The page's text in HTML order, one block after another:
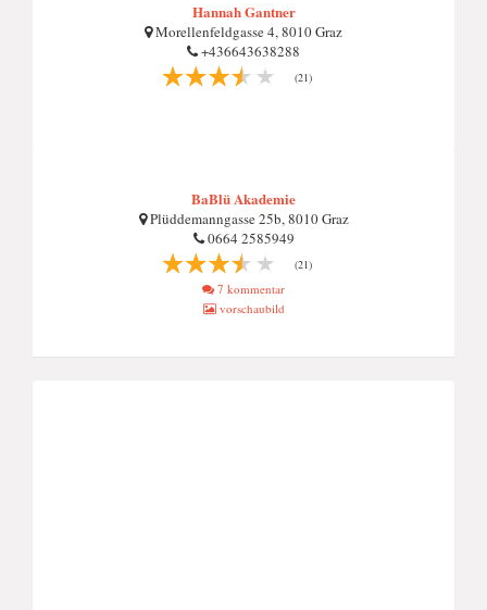
Hannah Gantner
Morellenfeldgasse 4, 8010 Graz
+436643638288
(21)
BaBlü Akademie
Plüddemanngasse 25b, 8010 Graz
0664 2585949
(21)
7 kommentar
vorschaubild